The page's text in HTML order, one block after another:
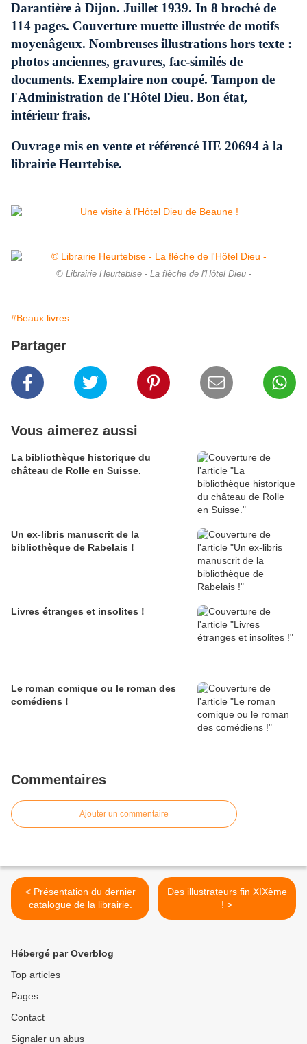
Darantière à Dijon. Juillet 1939. In 8 broché de
114 pages. Couverture muette illustrée de motifs
moyenâgeux. Nombreuses illustrations hors texte :
photos anciennes, gravures, fac-similés de
documents. Exemplaire non coupé. Tampon de
l'Administration de l'Hôtel Dieu. Bon état,
intérieur frais.
Ouvrage mis en vente et référencé HE 20694 à la
librairie Heurtebise.
© Librairie Heurtebise - La flèche de l'Hôtel Dieu -
#Beaux livres
Partager
Vous aimerez aussi
La bibliothèque historique du
château de Rolle en Suisse.
Un ex-libris manuscrit de la
bibliothèque de Rabelais !
Livres étranges et insolites !
Le roman comique ou le roman des
comédiens !
Commentaires
Ajouter un commentaire
< Présentation du dernier
catalogue de la librairie.
Des illustrateurs fin XIXème
! >
Hébergé par Overblog
Top articles
Pages
Contact
Signaler un abus